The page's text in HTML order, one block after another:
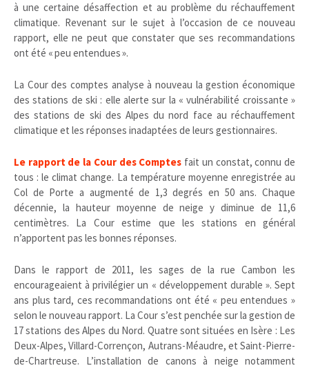
à une certaine désaffection et au problème du réchauffement
climatique. Revenant sur le sujet à l’occasion de ce nouveau
rapport, elle ne peut que constater que ses recommandations
ont été « peu entendues ».
La Cour des comptes analyse à nouveau la gestion économique
des stations de ski : elle alerte sur la « vulnérabilité croissante »
des stations de ski des Alpes du nord face au réchauffement
climatique et les réponses inadaptées de leurs gestionnaires.
Le rapport de la Cour des Comptes fait un constat, connu de
tous : le climat change. La température moyenne enregistrée au
Col de Porte a augmenté de 1,3 degrés en 50 ans. Chaque
décennie, la hauteur moyenne de neige y diminue de 11,6
centimètres. La Cour estime que les stations en général
n’apportent pas les bonnes réponses.
Dans le rapport de 2011, les sages de la rue Cambon les
encourageaient à privilégier un « développement durable ». Sept
ans plus tard, ces recommandations ont été « peu entendues »
selon le nouveau rapport. La Cour s’est penchée sur la gestion de
17 stations des Alpes du Nord. Quatre sont situées en Isère : Les
Deux-Alpes, Villard-Corrençon, Autrans-Méaudre, et Saint-Pierre-
de-Chartreuse. L’installation de canons à neige notamment